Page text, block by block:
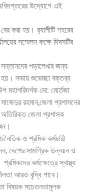
উদ্যোগে এই
বের করা হয়। র্যালীটি শহরের
সম্মেলন কক্ষে দিবসটির
সন্তানদের পড়ালেখার জন্য
হয়। সভায় শুভেচ্ছা বক্তব্য
মহাপরিদর্শক মো: মোর্তজা
রহমান,জেলা প্রশাসনের
অতিরিক্ত জেলা প্রশাসক
ও শ্রমিক কর্মচারী
দেশের সামগ্রিক উন্নয়ন ও
কর্মক্ষেত্রে স্বাস্থ্য
আরও বৃদ্ধি পাবে।
বিষয়ক সচেতনতামূলক